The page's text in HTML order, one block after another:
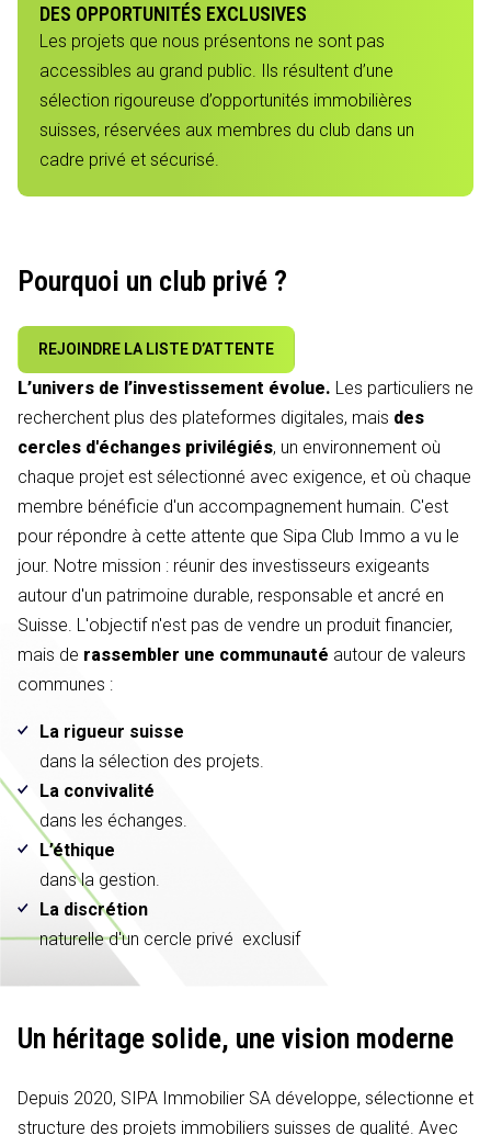
DES OPPORTUNITÉS EXCLUSIVES
Les projets que nous présentons ne sont pas
accessibles au grand public. Ils résultent d’une
sélection rigoureuse d’opportunités immobilières
suisses, réservées aux membres du club dans un
cadre privé et sécurisé.
Pourquoi un club privé ?
REJOINDRE LA LISTE D’ATTENTE
L’univers de l’investissement évolue. Les particuliers ne
recherchent plus des plateformes digitales, mais des
cercles d'échanges privilégiés, un environnement où
chaque projet est sélectionné avec exigence, et où chaque
membre bénéficie d'un accompagnement humain. C'est
pour répondre à cette attente que Sipa Club Immo a vu le
jour. Notre mission : réunir des investisseurs exigeants
autour d'un patrimoine durable, responsable et ancré en
Suisse. L'objectif n'est pas de vendre un produit financier,
mais de rassembler une communauté autour de valeurs
communes :
La rigueur suisse
dans la sélection des projets.
La convivalité
dans les échanges.
L’éthique
dans la gestion.
La discrétion
naturelle d'un cercle privé exclusif
Un héritage solide, une vision moderne
Depuis 2020, SIPA Immobilier SA développe, sélectionne et
structure des projets immobiliers suisses de qualité. Avec